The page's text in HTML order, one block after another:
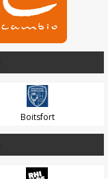
Boitsfort